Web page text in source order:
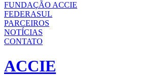
FUNDAÇÃO ACCIE
FEDERASUL
PARCEIROS
NOTÍCIAS
CONTATO
ACCIE